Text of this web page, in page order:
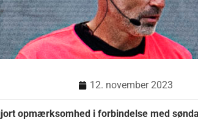
12. november 2023
opmærksomhed i forbindelse med